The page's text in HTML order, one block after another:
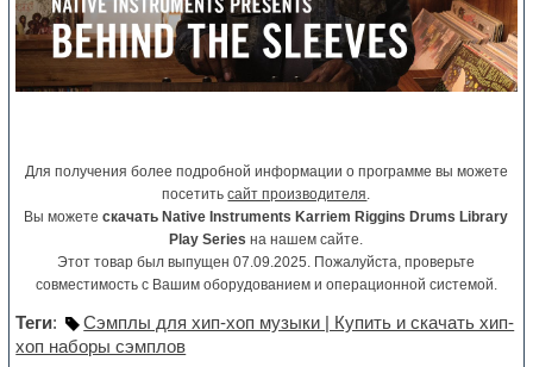
Для получения более подробной информации о программе вы можете
посетитьсайт производителя.
Вы можетескачать Native Instruments Karriem Riggins Drums Library
Play Series на нашем сайте.
Этот товар был выпущен 07.09.2025. Пожалуйста, проверьте
совместимость с Вашим оборудованием и операционной системой.
Теги:
Сэмплы для хип-хоп музыки | Купить и скачать хип-
хоп наборы сэмплов